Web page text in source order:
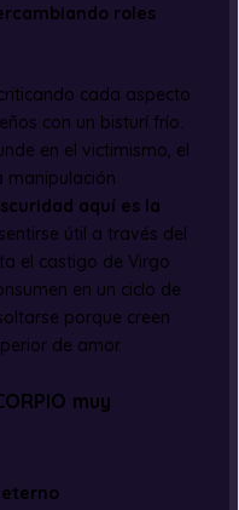
roles
cada aspecto
con un bisturí frío.
en el victimismo, el
manipulación
aquí es la
útil a través del
el castigo de Virgo
en un ciclo de
porque creen
de amor.
muy